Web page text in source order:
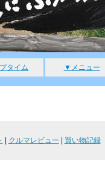
タイム ▼メニュー
クルマレビュー
買い物記録